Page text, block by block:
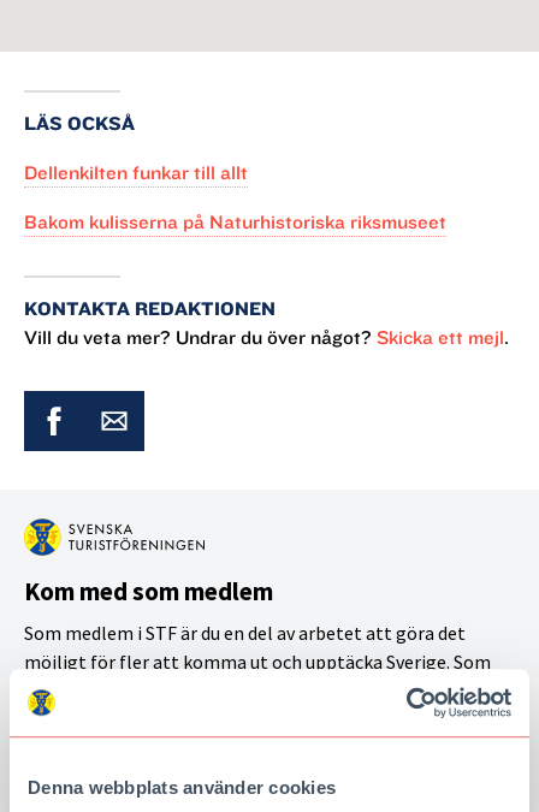
Denna webbplats använder cookies
LÄS OCKSÅ
Dellenkilten funkar till allt
Bakom kulisserna på Naturhistoriska riksmuseet
KONTAKTA REDAKTIONEN
Vill du veta mer? Undrar du över något? Skicka ett mejl.
Kom med som medlem
Som medlem i STF är du en del av arbetet att göra det
möjligt för fler att komma ut och upptäcka Sverige. Som
tack för att du är med och bidrar får du flera fina förmåner,
bland annat tidningen Turist hem i brevlådan och bo till